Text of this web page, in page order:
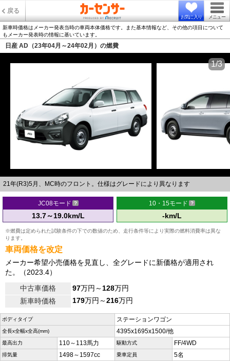
戻る
お気に入り メニュー
新車時価格はメーカー発表当時の車両本体価格です。また基本情報など、その他の項目について
もメーカー発表時の情報に基いています。
日産 AD（23年04月～24年02月）の燃費
21年(R3)5月、MC時のフロント。仕様はグレードにより異なります
1/3
JC08モード
13.7～19.0km/L
10・15モード
-km/L
※燃費は定められた試験条件の下での数値のため、走行条件等により実際の燃料消費率は異な
ります。
車両価格を改定
メーカー希望小売価格を見直し、全グレードに新価格が適用され
た。（2023.4）
中古車価格
97万円～128万円
新車時価格
179万円～216万円
ボディタイプ ステーションワゴン
全長x全幅x全高(mm) 4395x1695x1500/他
最高出力 110～113馬力 駆動方式 FF/4WD
排気量 1498～1597cc 乗車定員 5名